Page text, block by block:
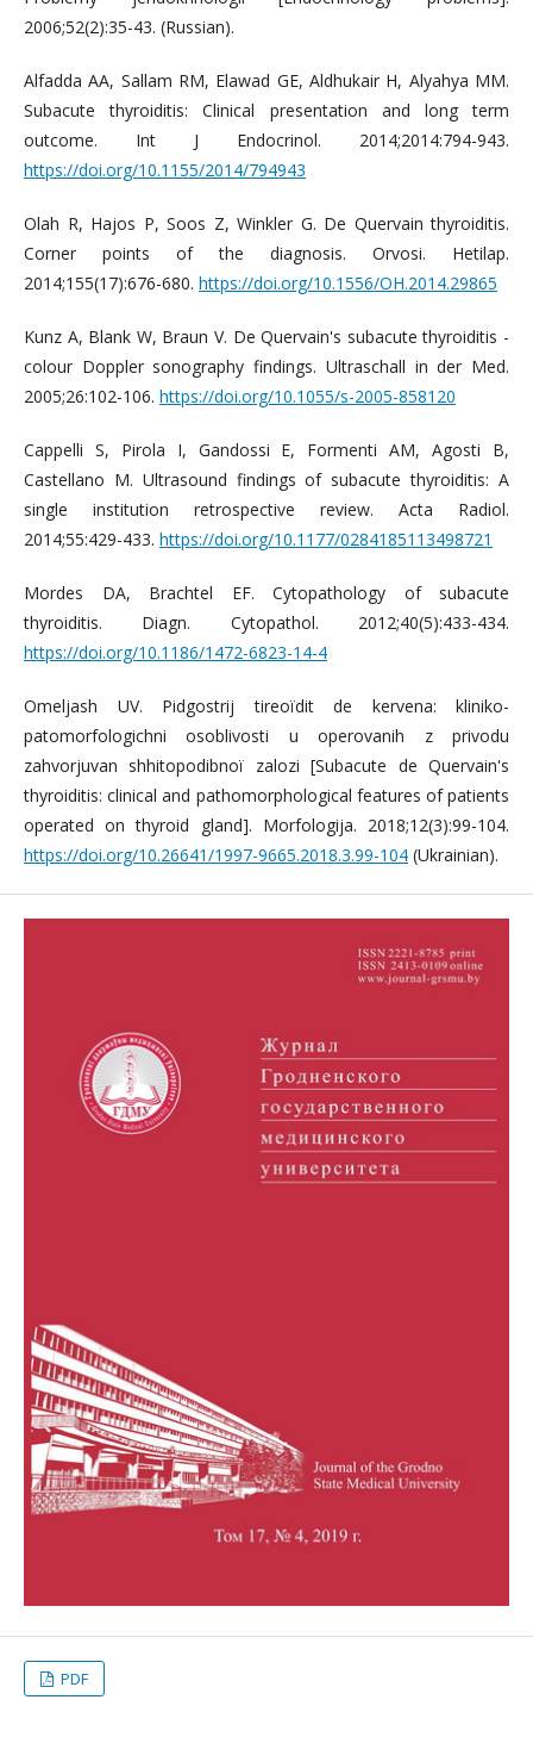
2006;52(2):35-43. (Russian).
Alfadda АА, Sallam RM, Elawad GE, Аldhukair H, Alyahya MM.
Subacute thyroiditis: Clinical presentation and long term
outcome. Int J Endocrinol. 2014;2014:794-943.
https://doi.org/10.1155/2014/794943
Olah R, Hajos P, Soos Z, Winkler G. De Quervain thyroiditis.
Corner points of the diagnosis. Orvosi. Hetilap.
2014;155(17):676-680. https://doi.org/10.1556/OH.2014.29865
Kunz A, Blank W, Braun V. De Quervain's subacute thyroiditis -
colour Doppler sonography findings. Ultraschall in der Med.
2005;26:102-106. https://doi.org/10.1055/s-2005-858120
Cappelli S, Pirola I, Gandossi E, Formenti AM, Agosti B,
Castellano M. Ultrasound findings of subacute thyroiditis: A
single institution retrospective review. Acta Radiol.
2014;55:429-433. https://doi.org/10.1177/0284185113498721
Mordes DA, Brachtel EF. Cytopathology of subacute
thyroiditis. Diagn. Cytopathol. 2012;40(5):433-434.
https://doi.org/10.1186/1472-6823-14-4
Omeljash UV. Pіdgostrij tireoїdit de kervena: klіnіko-
patomorfologіchnі osoblivostі u operovanih z privodu
zahvorjuvan shhitopodіbnoї zalozi [Subacute de Quervain's
thyroiditis: clinical and pathomorphological features of patients
operated on thyroid gland]. Morfologija. 2018;12(3):99-104.
https://doi.org/10.26641/1997-9665.2018.3.99-104 (Ukrainian).
PDF